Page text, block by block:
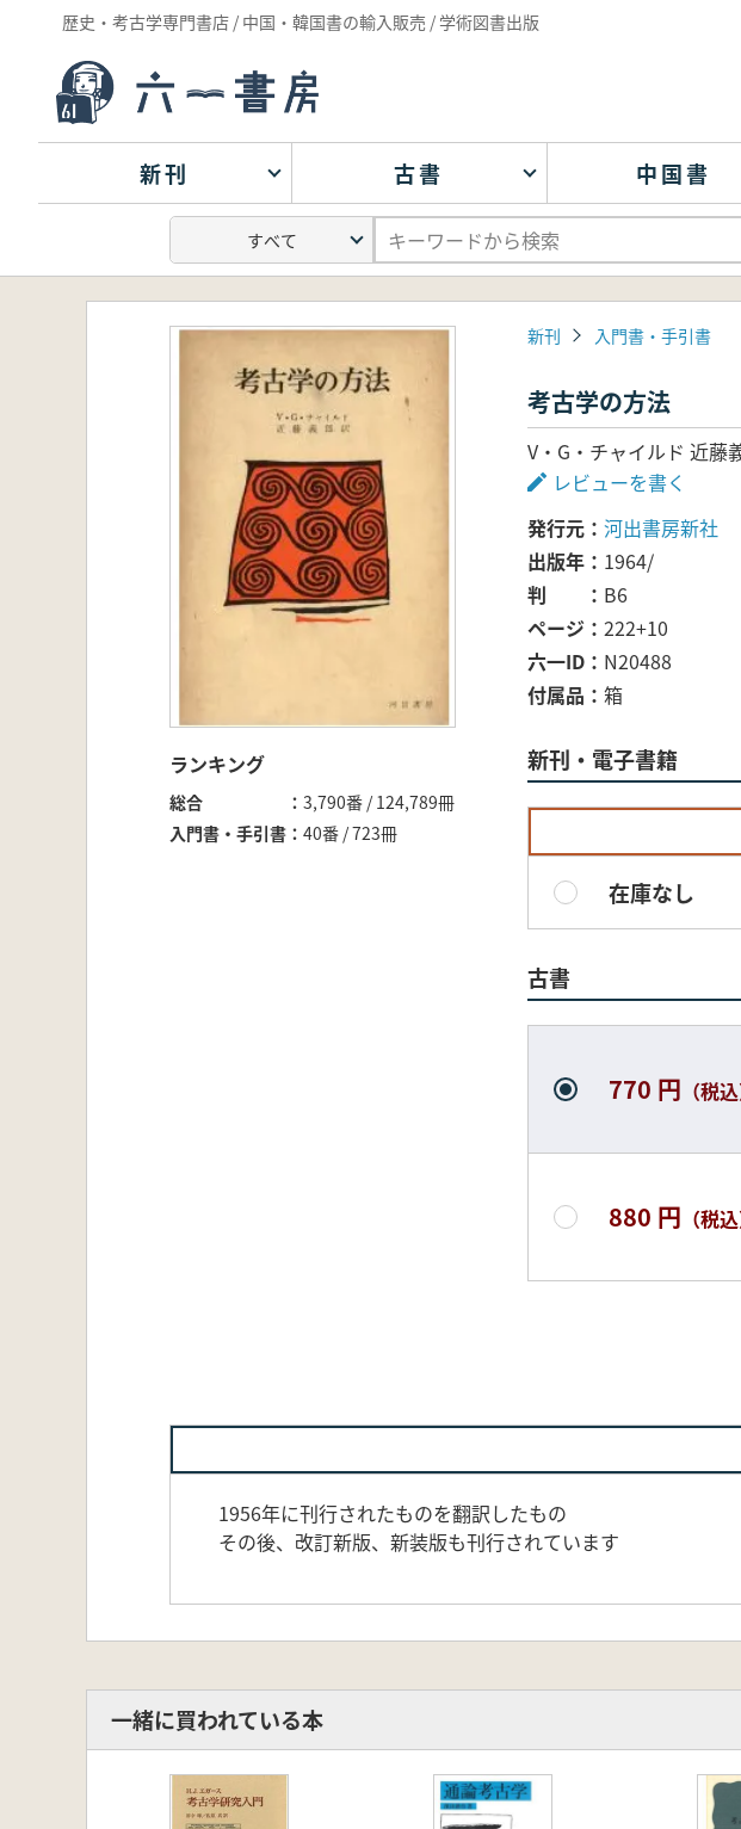
歴史・考古学専門書店 / 中国・韓国書の輸入販売 / 学術図書出版
新刊 古書 中国書
ランキング
総合
3,790番 / 124,789冊
入門書・手引書
40番 / 723冊
新刊 入門書・手引書
考古学の方法
V・G・チャイルド 近
レビューを書く
発行元
河出書房新社
出版年
1964/
判
B6
ページ
222+10
六一ID
N20488
付属品
箱
新刊・電子書籍
在庫なし
古書
770 円 （税込
880 円 （税込
1956年に刊行されたものを翻訳したもの
その後、改訂新版、新装版も刊行されています
一緒に買われている本